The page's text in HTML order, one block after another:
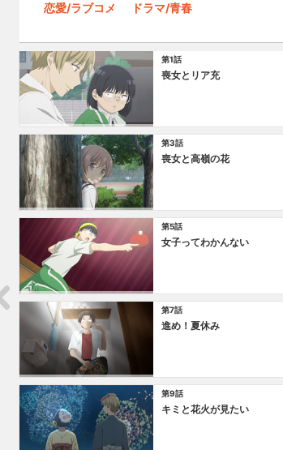
恋愛/ラブコメ ドラマ/青春
第1話
喪女とリア充
第3話
喪女と高嶺の花
第5話
女子ってわかんない
第7話
進め！夏休み
第9話
キミと花火が見たい